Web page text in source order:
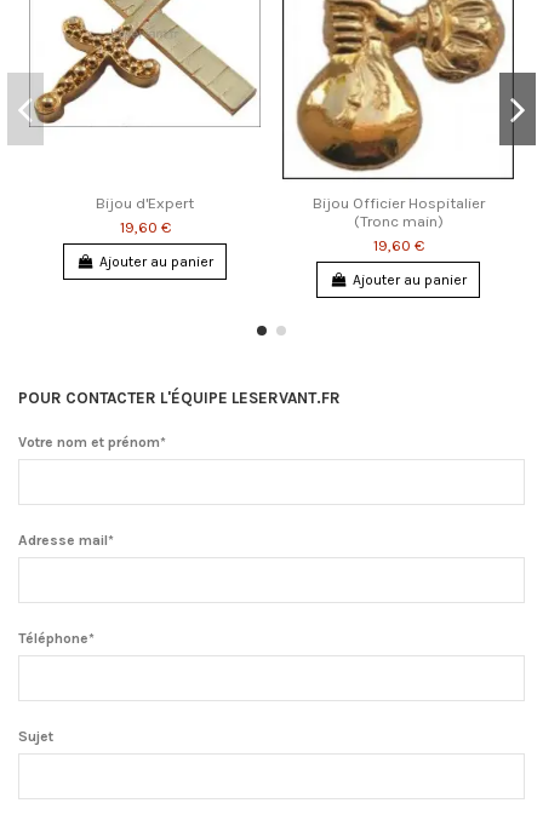
Bijou d'Expert
19,60 €
Ajouter au panier
Bijou Officier Hospitalier
(Tronc main)
19,60 €
Ajouter au panier
POUR CONTACTER L'ÉQUIPE LESERVANT.FR
Votre nom et prénom*
Adresse mail*
Téléphone*
Sujet